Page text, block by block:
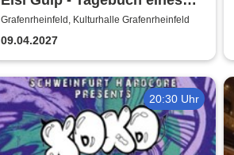
Komikers 2 (neues
Programm)
Grafenrheinfeld, Kulturhalle Grafenrheinfeld
09.04.2027
20:30 Uhr